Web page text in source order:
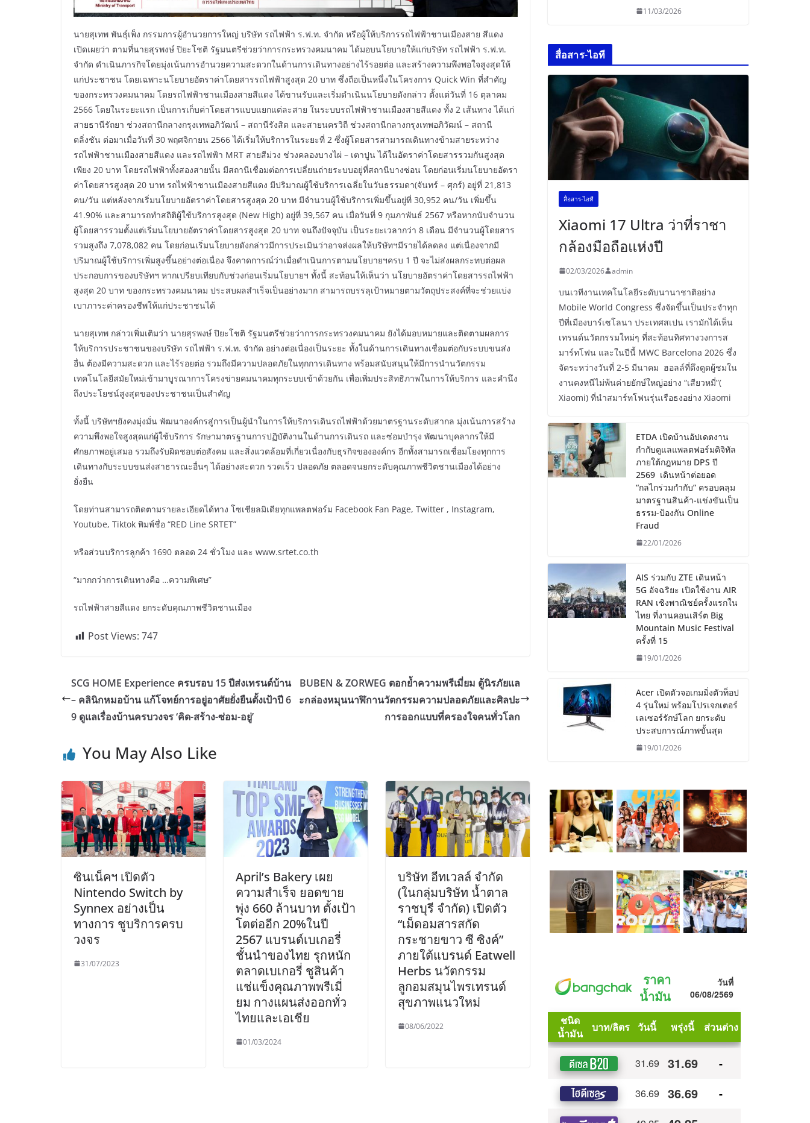
นายสุเทพ พันธุ์เพ็ง กรรมการผู้อำนวยการใหญ่ บริษัท รถไฟฟ้า ร.ฟ.ท. จำกัด หรือผู้ให้บริการรถไฟฟ้าชานเมืองสาย สีแดง
เปิดเผยว่า ตามที่นายสุรพงษ์ ปิยะโชติ รัฐมนตรีช่วยว่าการกระทรวงคมนาคม ได้มอบนโยบายให้แก่บริษัท รถไฟฟ้า ร.ฟ.ท.
จำกัด ดำเนินภารกิจโดยมุ่งเน้นการอำนวยความสะดวกในด้านการเดินทางอย่างไร้รอยต่อ และสร้างความพึงพอใจสูงสุดให้
แก่ประชาชน โดยเฉพาะนโยบายอัตราค่าโดยสารรถไฟฟ้าสูงสุด 20 บาท ซึ่งถือเป็นหนึ่งในโครงการ Quick Win ที่สำคัญ
ของกระทรวงคมนาคม โดยรถไฟฟ้าชานเมืองสายสีแดง ได้ขานรับและเริ่มดำเนินนโยบายดังกล่าว ตั้งแต่วันที่ 16 ตุลาคม
2566 โดยในระยะแรก เป็นการเก็บค่าโดยสารแบบแยกแต่ละสาย ในระบบรถไฟฟ้าชานเมืองสายสีแดง ทั้ง 2 เส้นทาง ได้แก่
สายธานีรัถยา ช่วงสถานีกลางกรุงเทพอภิวัฒน์ – สถานีรังสิต และสายนครวิถี ช่วงสถานีกลางกรุงเทพอภิวัฒน์ – สถานี
ตลิ่งชัน ต่อมาเมื่อวันที่ 30 พฤศจิกายน 2566 ได้เริ่มให้บริการในระยะที่ 2 ซึ่งผู้โดยสารสามารถเดินทางข้ามสายระหว่าง
รถไฟฟ้าชานเมืองสายสีแดง และรถไฟฟ้า MRT สายสีม่วง ช่วงคลองบางไผ่ – เตาปูน ได้ในอัตราค่าโดยสารรวมกันสูงสุด
เพียง 20 บาท โดยรถไฟฟ้าทั้งสองสายนั้น มีสถานีเชื่อมต่อการเปลี่ยนถ่ายระบบอยู่ที่สถานีบางซ่อน โดยก่อนเริ่มนโยบายอัตรา
ค่าโดยสารสูงสุด 20 บาท รถไฟฟ้าชานเมืองสายสีแดง มีปริมาณผู้ใช้บริการเฉลี่ยในวันธรรมดา(จันทร์ – ศุกร์) อยู่ที่ 21,813
คน/วัน แต่หลังจากเริ่มนโยบายอัตราค่าโดยสารสูงสุด 20 บาท มีจำนวนผู้ใช้บริการเพิ่มขึ้นอยู่ที่ 30,952 คน/วัน เพิ่มขึ้น
41.90% และสามารถทำสถิติผู้ใช้บริการสูงสุด (New High) อยู่ที่ 39,567 คน เมื่อวันที่ 9 กุมภาพันธ์ 2567 หรือหากนับจำนวน
ผู้โดยสารรวมตั้งแต่เริ่มนโยบายอัตราค่าโดยสารสูงสุด 20 บาท จนถึงปัจจุบัน เป็นระยะเวลากว่า 8 เดือน มีจำนวนผู้โดยสาร
รวมสูงถึง 7,078,082‬ คน โดยก่อนเริ่มนโยบายดังกล่าวมีการประเมินว่าอาจส่งผลให้บริษัทฯมีรายได้ลดลง แต่เนื่องจากมี
ปริมาณผู้ใช้บริการเพิ่มสูงขึ้นอย่างต่อเนื่อง จึงคาดการณ์ว่าเมื่อดำเนินการตามนโยบายฯครบ 1 ปี จะไม่ส่งผลกระทบต่อผล
ประกอบการของบริษัทฯ หากเปรียบเทียบกับช่วงก่อนเริ่มนโยบายฯ ทั้งนี้ สะท้อนให้เห็นว่า นโยบายอัตราค่าโดยสารรถไฟฟ้า
สูงสุด 20 บาท ของกระทรวงคมนาคม ประสบผลสำเร็จเป็นอย่างมาก สามารถบรรลุเป้าหมายตามวัตถุประสงค์ที่จะช่วยแบ่ง
เบาภาระค่าครองชีพให้แก่ประชาชนได้
นายสุเทพ กล่าวเพิ่มเติมว่า นายสุรพงษ์ ปิยะโชติ รัฐมนตรีช่วยว่าการกระทรวงคมนาคม ยังได้มอบหมายและติดตามผลการ
ให้บริการประชาชนของบริษัท รถไฟฟ้า ร.ฟ.ท. จำกัด อย่างต่อเนื่องเป็นระยะ ทั้งในด้านการเดินทางเชื่อมต่อกับระบบขนส่ง
อื่น ต้องมีความสะดวก และไร้รอยต่อ รวมถึงมีความปลอดภัยในทุกการเดินทาง พร้อมสนับสนุนให้มีการนำนวัตกรรม
เทคโนโลยีสมัยใหม่เข้ามาบูรณาการโครงข่ายคมนาคมทุกระบบเข้าด้วยกัน เพื่อเพิ่มประสิทธิภาพในการให้บริการ และคำนึง
ถึงประโยชน์สูงสุดของประชาชนเป็นสำคัญ
ทั้งนี้ บริษัทฯยังคงมุ่งมั่น พัฒนาองค์กรสู่การเป็นผู้นำในการให้บริการเดินรถไฟฟ้าด้วยมาตรฐานระดับสากล มุ่งเน้นการสร้าง
ความพึงพอใจสูงสุดแก่ผู้ใช้บริการ รักษามาตรฐานการปฏิบัติงานในด้านการเดินรถ และซ่อมบำรุง พัฒนาบุคลากรให้มี
ศักยภาพอยู่เสมอ รวมถึงรับผิดชอบต่อสังคม และสิ่งแวดล้อมที่เกี่ยวเนื่องกับธุรกิจขององค์กร อีกทั้งสามารถเชื่อมโยงทุกการ
เดินทางกับระบบขนส่งสาธารณะอื่นๆ ได้อย่างสะดวก รวดเร็ว ปลอดภัย ตลอดจนยกระดับคุณภาพชีวิตชานเมืองได้อย่าง
ยั่งยืน
โดยท่านสามารถติดตามรายละเอียดได้ทาง โซเชียลมิเดียทุกแพลตฟอร์ม Facebook Fan Page, Twitter , Instagram,
Youtube, Tiktok พิมพ์ชื่อ “RED Line SRTET”
หรือส่วนบริการลูกค้า 1690 ตลอด 24 ชั่วโมง และ www.srtet.co.th
“มากกว่าการเดินทางคือ …ความพิเศษ”
รถไฟฟ้าสายสีแดง ยกระดับคุณภาพชีวิตชานเมือง
Post Views: 747
SCG HOME Experience ครบรอบ 15 ปีส่งเทรนด์บ้าน
– คลินิกหมอบ้าน แก้โจทย์การอยู่อาศัยยั่งยืนตั้งเป้าปี 6
9 ดูแลเรื่องบ้านครบวงจร ‘คิด-สร้าง-ซ่อม-อยู่’
BUBEN & ZORWEG ตอกย้ำความพรีเมี่ยม ตู้นิรภัยแล
ะกล่องหมุนนาฬิกานวัตกรรมความปลอดภัยและศิลปะ
การออกแบบที่ครองใจคนทั่วโลก
You May Also Like
ซินเน็คฯ เปิดตัว
Nintendo Switch by
Synnex อย่างเป็น
ทางการ ชูบริการครบ
วงจร
31/07/2023
April’s Bakery เผย
ความสำเร็จ ยอดขาย
พุ่ง 660 ล้านบาท ตั้งเป้า
โตต่ออีก 20%ในปี
2567 แบรนด์เบเกอรี่
ชั้นนำของไทย รุกหนัก
ตลาดเบเกอรี่ ชูสินค้า
แช่แข็งคุณภาพพรีเมี่
ยม กางแผนส่งออกทั่ว
ไทยและเอเชีย
01/03/2024
บริษัท อีทเวลล์ จำกัด
(ในกลุ่มบริษัท น้ำตาล
ราชบุรี จำกัด) เปิดตัว
“เม็ดอมสารสกัด
กระชายขาว ซี ซิงค์”
ภายใต้แบรนด์ Eatwell
Herbs นวัตกรรม
ลูกอมสมุนไพรเทรนด์
สุขภาพแนวใหม่
08/06/2022
11/03/2026
สื่อสาร-ไอที
สื่อสาร-ไอที
Xiaomi 17 Ultra ว่าที่ราชา
กล้องมือถือแห่งปี
02/03/2026 admin
บนเวทีงานเทคโนโลยีระดับนานาชาติอย่าง
Mobile World Congress ซึ่งจัดขึ้นเป็นประจำทุก
ปีที่เมืองบาร์เซโลนา ประเทศสเปน เรามักได้เห็น
เทรนด์นวัตกรรมใหม่ๆ ที่สะท้อนทิศทางวงการส
มาร์ทโฟน และในปีนี้ MWC Barcelona 2026 ซึ่ง
จัดระหว่างวันที่ 2-5 มีนาคม ฮอลล์ที่ดึงดูดผู้ชมใน
งานคงหนีไม่พ้นค่ายยักษ์ใหญ่อย่าง “เสียวหมี่”(
Xiaomi) ที่นำสมาร์ทโฟนรุ่นเรือธงอย่าง Xiaomi
ETDA เปิดบ้านอัปเดตงาน
กำกับดูแลแพลตฟอร์มดิจิทัล
ภายใต้กฎหมาย DPS ปี
2569 เดินหน้าต่อยอด
“กลไกร่วมกำกับ” ครอบคลุม
มาตรฐานสินค้า-แข่งขันเป็น
ธรรม-ป้องกัน Online
Fraud
22/01/2026
AIS ร่วมกับ ZTE เดินหน้า
5G อัจฉริยะ เปิดใช้งาน AIR
RAN เชิงพาณิชย์ครั้งแรกใน
ไทย ที่งานคอนเสิร์ต Big
Mountain Music Festival
ครั้งที่ 15
19/01/2026
Acer เปิดตัวจอเกมมิ่งตัวท็อป
4 รุ่นใหม่ พร้อมโปรเจกเตอร์
เลเซอร์รักษ์โลก ยกระดับ
ประสบการณ์ภาพขั้นสุด
19/01/2026